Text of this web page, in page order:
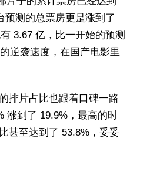
预测的总票房更是涨到了
3.67 亿，比一开始的预测
逆袭速度，在国产电影里
排片占比也跟着口碑一路
涨到了 19.9%，最高的时
甚至达到了 53.8%，妥妥